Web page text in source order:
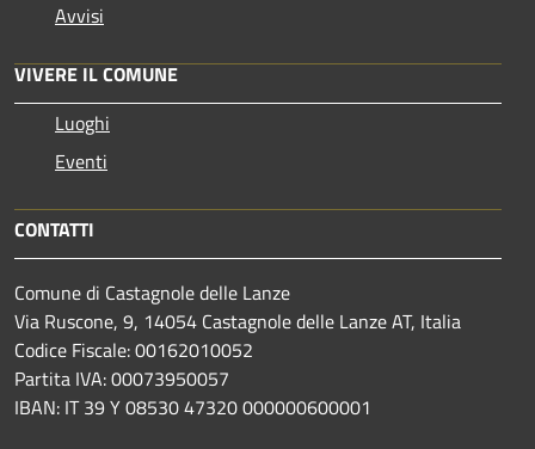
Avvisi
VIVERE IL COMUNE
Luoghi
Eventi
CONTATTI
Comune di Castagnole delle Lanze
Via Ruscone, 9, 14054 Castagnole delle Lanze AT, Italia
Codice Fiscale: 00162010052
Partita IVA: 00073950057
IBAN: IT 39 Y 08530 47320 000000600001